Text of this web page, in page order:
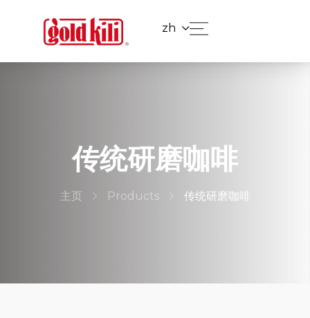
zh
传统研磨咖啡
主页 Products 传统研磨咖啡